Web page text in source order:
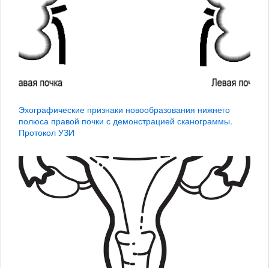
Эхографические признаки новообразования нижнего
полюса правой почки с демонстрацией сканограммы.
Протокол УЗИ